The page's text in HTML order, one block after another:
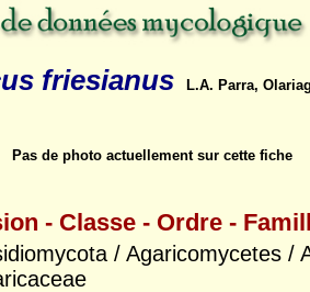
friesianus L.A. Parra,
Pas de photo actuellement sur cette fiche
- Classe - Ordre -
/ Agaricomycetes /